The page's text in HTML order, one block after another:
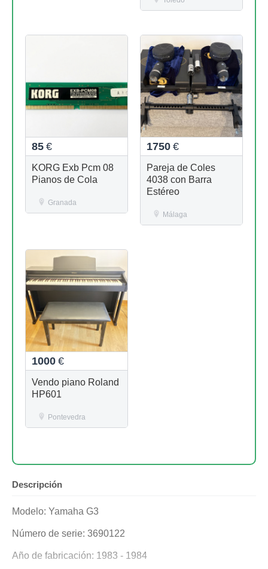
85 €
KORG Exb Pcm 08
Pianos de Cola
Granada
1750 €
Pareja de Coles
4038 con Barra
Estéreo
Málaga
1000 €
Vendo piano Roland
HP601
Pontevedra
Descripción
Modelo: Yamaha G3
Número de serie: 3690122
Año de fabricación: 1983 - 1984